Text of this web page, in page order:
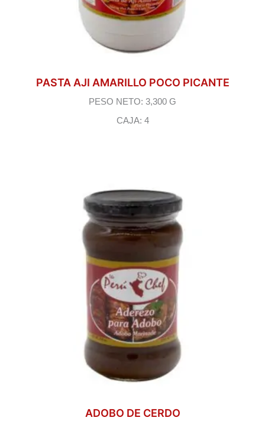
PASTA AJI AMARILLO POCO PICANTE
PESO NETO: 3,300 G
CAJA: 4
ADOBO DE CERDO